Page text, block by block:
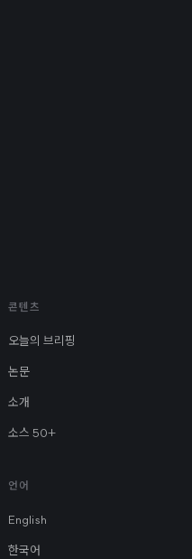
콘텐츠
오늘의 브리핑
논문
소개
소스 50+
언어
English
한국어